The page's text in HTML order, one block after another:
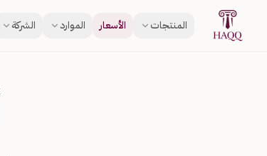
Skip to content
المنتجات الأسعار الموارد الشركة